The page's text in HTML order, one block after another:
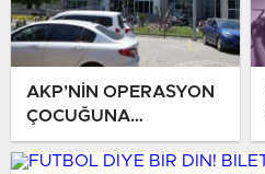
AKP’NİN OPERASYON
ÇOCUĞUNA
DÖNÜŞTÜRDÜĞÜ
CHP’YE BİR